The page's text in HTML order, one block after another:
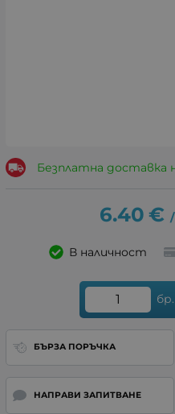
Безплатна доставка
6.40 € /
В наличност
бр.
БЪРЗА ПОРЪЧКА
НАПРАВИ ЗАПИТВАНЕ